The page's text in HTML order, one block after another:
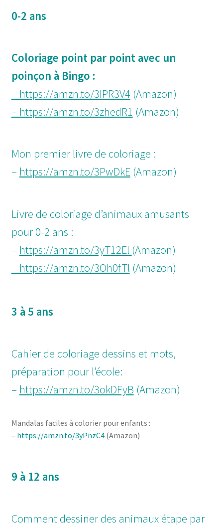
0-2 ans
Coloriage point par point avec un
poinçon à Bingo :
– https://amzn.to/3IPR3V4 (Amazon)
– https://amzn.to/3zhedR1 (Amazon)
Mon premier livre de coloriage :
– https://amzn.to/3PwDkE(Amazon)
Livre de coloriage d’animaux amusants
pour 0-2 ans :
– https://amzn.to/3yT12El (Amazon)
– https://amzn.to/3Oh0fTl (Amazon)
3 à 5 ans
Cahier de coloriage dessins et mots,
préparation pour l’école:
– https://amzn.to/3okDFyB (Amazon)
Mandalas faciles à colorier pour enfants :
– https://amzn.to/3yPnzC4(Amazon)
9 à 12 ans
Comment dessiner des animaux étape par